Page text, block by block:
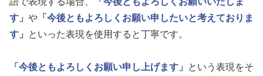
す」 や 「今後ともよろしくお願い申したいと考えておりま
す」
といった表現を使用すると丁寧です。
「今後ともよろしくお願い申し上げます」
という表現をそ